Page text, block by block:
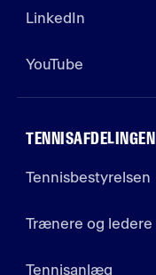
LinkedIn
YouTube
TENNISAFDELINGEN
Tennisbestyrelsen
Trænere og ledere
Tennisanlæg